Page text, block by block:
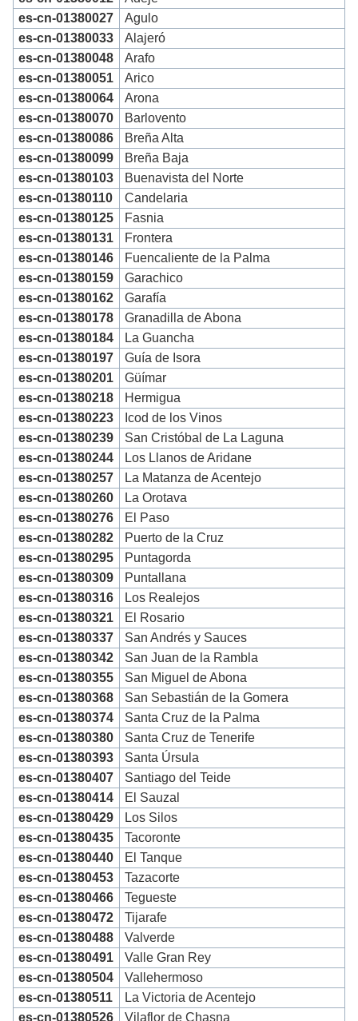
es-cn-01380027
Agulo
es-cn-01380033
Alajeró
es-cn-01380048
Arafo
es-cn-01380051
Arico
es-cn-01380064
Arona
es-cn-01380070
Barlovento
es-cn-01380086
Breña Alta
es-cn-01380099
Breña Baja
es-cn-01380103
Buenavista del Norte
es-cn-01380110
Candelaria
es-cn-01380125
Fasnia
es-cn-01380131
Frontera
es-cn-01380146
Fuencaliente de la Palma
es-cn-01380159
Garachico
es-cn-01380162
Garafía
es-cn-01380178
Granadilla de Abona
es-cn-01380184
La Guancha
es-cn-01380197
Guía de Isora
es-cn-01380201
Güímar
es-cn-01380218
Hermigua
es-cn-01380223
Icod de los Vinos
es-cn-01380239
San Cristóbal de La Laguna
es-cn-01380244
Los Llanos de Aridane
es-cn-01380257
La Matanza de Acentejo
es-cn-01380260
La Orotava
es-cn-01380276
El Paso
es-cn-01380282
Puerto de la Cruz
es-cn-01380295
Puntagorda
es-cn-01380309
Puntallana
es-cn-01380316
Los Realejos
es-cn-01380321
El Rosario
es-cn-01380337
San Andrés y Sauces
es-cn-01380342
San Juan de la Rambla
es-cn-01380355
San Miguel de Abona
es-cn-01380368
San Sebastián de la Gomera
es-cn-01380374
Santa Cruz de la Palma
es-cn-01380380
Santa Cruz de Tenerife
es-cn-01380393
Santa Úrsula
es-cn-01380407
Santiago del Teide
es-cn-01380414
El Sauzal
es-cn-01380429
Los Silos
es-cn-01380435
Tacoronte
es-cn-01380440
El Tanque
es-cn-01380453
Tazacorte
es-cn-01380466
Tegueste
es-cn-01380472
Tijarafe
es-cn-01380488
Valverde
es-cn-01380491
Valle Gran Rey
es-cn-01380504
Vallehermoso
es-cn-01380511
La Victoria de Acentejo
es-cn-01380526
Vilaflor de Chasna